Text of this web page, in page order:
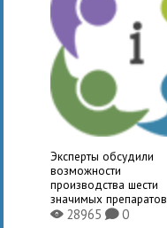
Эксперты обсудили
возможности
производства шести
значимых препаратов
X28965K0